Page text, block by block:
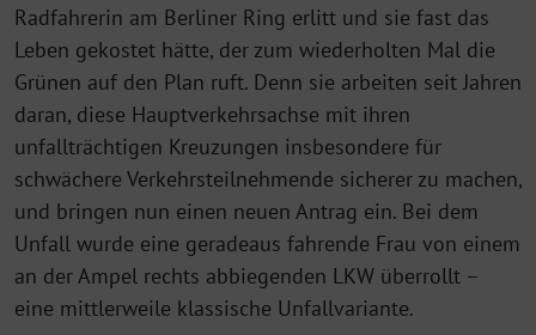
Radfahrerin am Berliner Ring erlitt und sie fast das
Leben gekostet hätte, der zum wiederholten Mal die
Grünen auf den Plan ruft. Denn sie arbeiten seit Jahren
daran, diese Hauptverkehrsachse mit ihren
unfallträchtigen Kreuzungen insbesondere für
schwächere Verkehrsteilnehmende sicherer zu machen,
und bringen nun einen neuen Antrag ein. Bei dem
Unfall wurde eine geradeaus fahrende Frau von einem
an der Ampel rechts abbiegenden LKW überrollt –
eine mittlerweile klassische Unfallvariante.